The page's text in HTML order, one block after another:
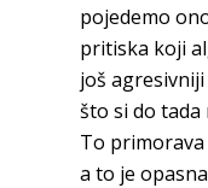
pojedemo
pritiska koji
još
što si do
To
a to je